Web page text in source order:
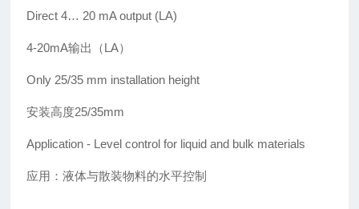
Direct 4… 20 mA output (LA)
4-20mA输出（LA）
Only 25/35 mm installation height
安装高度25/35mm
Application - Level control for liquid and bulk materials
应用：液体与散装物料的水平控制